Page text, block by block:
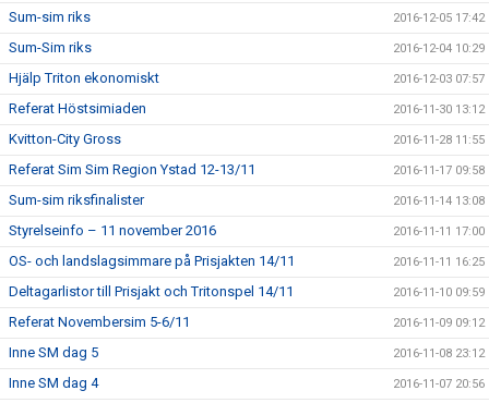
Sum-sim riks 2016-12-05 17:42
Sum-Sim riks 2016-12-04 10:29
Hjälp Triton ekonomiskt 2016-12-03 07:57
Referat Höstsimiaden 2016-11-30 13:12
Kvitton-City Gross 2016-11-28 11:55
Referat Sim Sim Region Ystad 12-13/11 2016-11-17 09:58
Sum-sim riksfinalister 2016-11-14 13:08
Styrelseinfo – 11 november 2016 2016-11-11 17:00
OS- och landslagsimmare på Prisjakten 14/11 2016-11-11 16:25
Deltagarlistor till Prisjakt och Tritonspel 14/11 2016-11-10 09:59
Referat Novembersim 5-6/11 2016-11-09 09:12
Inne SM dag 5 2016-11-08 23:12
Inne SM dag 4 2016-11-07 20:56